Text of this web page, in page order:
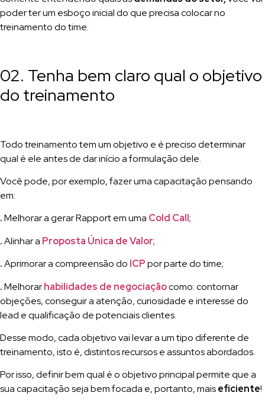
poder ter um esboço inicial do que precisa colocar no
treinamento do time.
02. Tenha bem claro qual o objetivo
do treinamento
Todo treinamento tem um objetivo e é preciso determinar
qual é ele antes de dar início a formulação dele.
Você pode, por exemplo, fazer uma capacitação pensando
em:
.Melhorar a gerar Rapport em uma Cold Call;
.Alinhar a Proposta Única de Valor;
.Aprimorar a compreensão do ICPpor parte do time;
.Melhorarhabilidades de negociaçãocomo: contornar
objeções, conseguir a atenção, curiosidade e interesse do
lead e qualificação de potenciais clientes.
Desse modo, cada objetivo vai levar a um tipo diferente de
treinamento, isto é, distintos recursos e assuntos abordados.
Por isso, definir bem qual é o objetivo principal permite que a
sua capacitação seja bem focada e, portanto, maiseficiente!